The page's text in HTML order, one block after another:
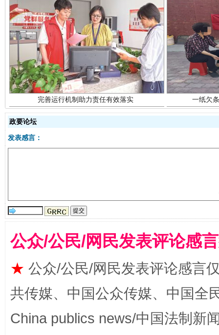
东山县通报“牛蛙产品抗生素超标问题”
政要论坛
发表感言：
公众/公民/网民发表评论感
★ 公众/公民/网民发表评论感言
共传媒、中国公众传媒、中国全
China publics news/中国法制新